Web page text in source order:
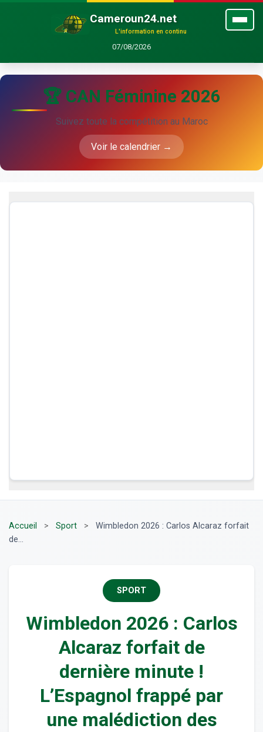
Cameroun24.net
L'information en continu
07/08/2026
🏆 CAN Féminine 2026
Suivez toute la compétition au Maroc
Voir le calendrier →
Accueil > Sport >
Wimbledon 2026 : Carlos Alcaraz forfait
de...
SPORT
Wimbledon 2026 : Carlos
Alcaraz forfait de
dernière minute !
L’Espagnol frappé par
une malédiction des